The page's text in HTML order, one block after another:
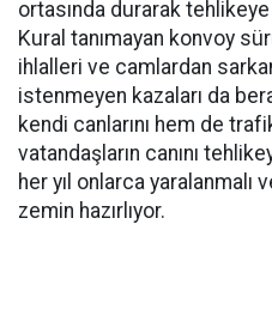
ortasında durarak
Kural tanımayan konvoy
ihlalleri ve camlardan
istenmeyen kazaları da
kendi canlarını hem de
vatandaşların canını
her yıl onlarca yaralanmalı
zemin hazırlıyor.